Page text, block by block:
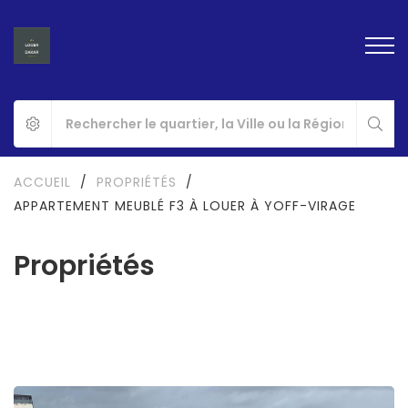
Propriétés
ACCUEIL / PROPRIÉTÉS
/
APPARTEMENT MEUBLÉ F3 À LOUER À YOFF-VIRAGE